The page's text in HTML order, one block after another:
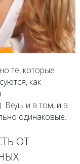
те, которые
как
Ведь и в том, и в
одинаковые.
ОТ